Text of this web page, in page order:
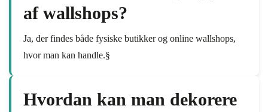
af wallshops?
Ja, der findes både fysiske butikker og online wallshops,
hvor man kan handle.§
Hvordan kan man dekorere